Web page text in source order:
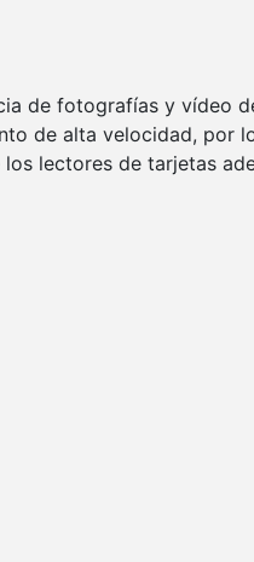
de fotografías y vídeo
de alta velocidad,
lectores de tarjetas